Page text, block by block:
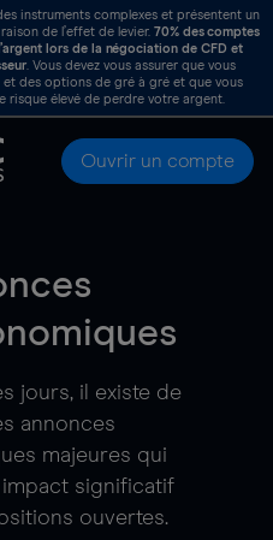
instruments complexes et présentent un
de l’effet de levier. 70%des comptes
lors de la négociation de CFD et
. Vous devez vous assurer que vous
des options de gré à gré et que vous
risque élevé de perdre votre argent.
Ouvrir un compte
jours, il existe de
annonces
majeures qui
significatif
ouvertes.